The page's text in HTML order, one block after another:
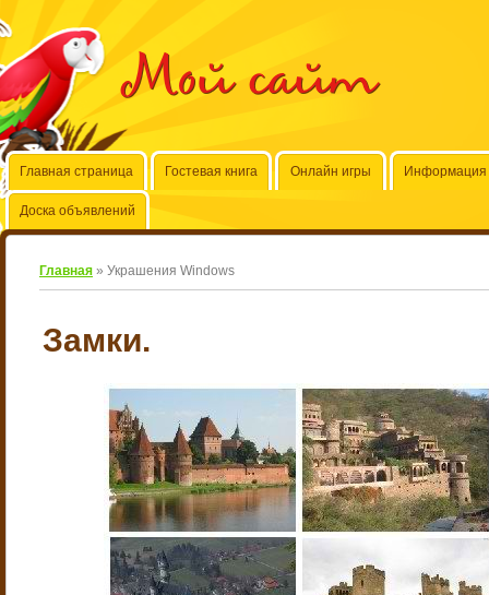
Мой сайт
Главная страница Гостевая книга Онлайн игры Информация
Доска объявлений
Главная » Украшения Windows
Замки.